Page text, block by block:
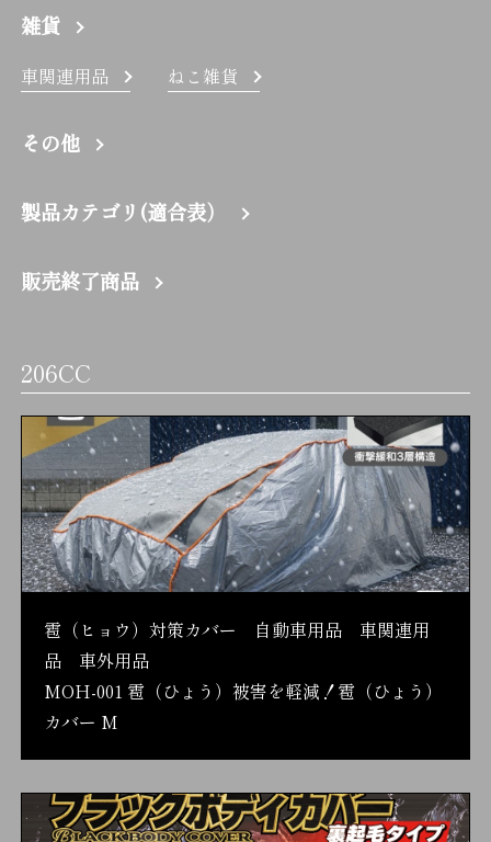
雑貨
車関連用品 ねこ雑貨
その他
製品カテゴリ(適合表）
販売終了商品
206CC
雹（ヒョウ）対策カバー 自動車用品 車関連用
品 車外用品
MOH-001 雹（ひょう）被害を軽減！雹（ひょう）
カバー M